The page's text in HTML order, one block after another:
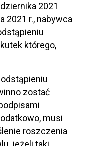
2021
2021 r., nabywca
którego,
zostać
musi
roszczenia